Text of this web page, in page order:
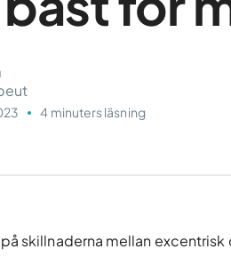
4 minuters läsning
skillnaderna mellan